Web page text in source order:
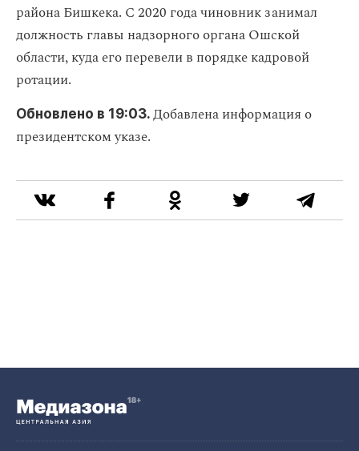
района Бишкека. С 2020 года чиновник занимал
должность главы надзорного органа Ошской
области, куда его перевели в порядке кадровой
ротации.
Обновлено в 19:03. Добавлена информация о
президентском указе.